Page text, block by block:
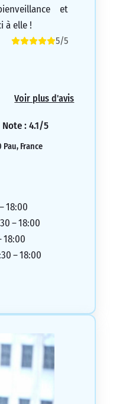
et
à elle !
5/5
Voir plus d'avis
Note : 4.1/5
France
18:00
– 18:00
18:00
– 18:00